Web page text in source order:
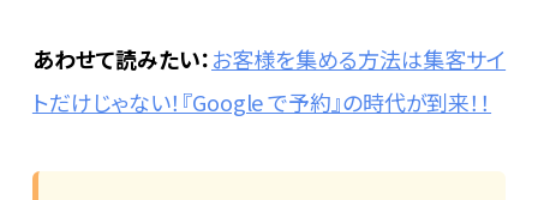
あわせて読みたい：お客様を集める方法は集客サイ
トだけじゃない！『Google で予約』の時代が到来！！